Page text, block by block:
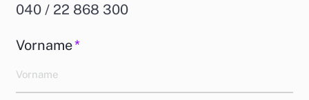
040 / 22 868 300
Vorname*